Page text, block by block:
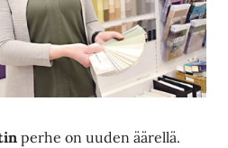
perhe on uuden äärellä.